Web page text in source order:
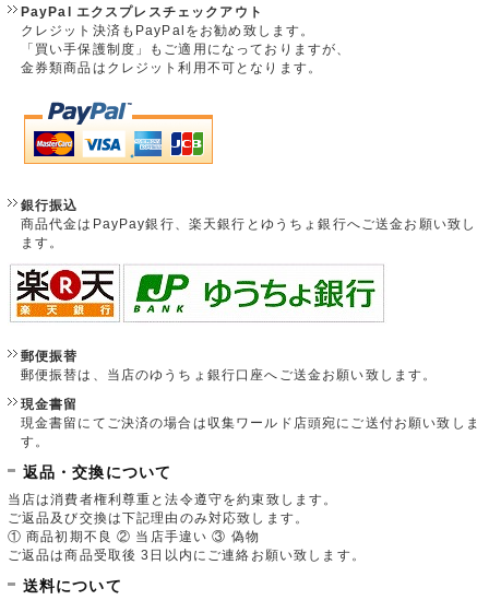
PayPal エクスプレスチェックアウト
クレジット決済もPayPalをお勧め致します。
「買い手保護制度」もご適用になっておりますが、
金券類商品はクレジット利用不可となります。
銀行振込
商品代金はPayPay銀行、楽天銀行とゆうちょ銀行へご送金お願い致し
ます。
郵便振替
郵便振替は、当店のゆうちょ銀行口座へご送金お願い致します。
現金書留
現金書留にてご決済の場合は収集ワールド店頭宛にご送付お願い致しま
す。
返品・交換について
当店は消費者権利尊重と法令遵守を約束致します。
ご返品及び交換は下記理由のみ対応致します。
① 商品初期不良 ② 当店手違い ③ 偽物
ご返品は商品受取後 3日以内にご連絡お願い致します。
送料について